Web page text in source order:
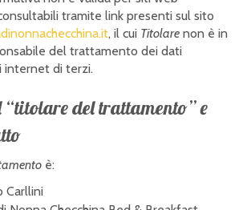
tramite link presenti sul sito
, il cui Titolare non è in
del trattamento dei dati
di terzi.
del trattamento” e
è:
Carllini